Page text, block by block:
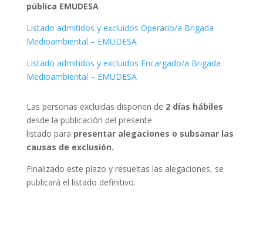
pública EMUDESA
Listado admitidos y excluidos Operario/a Brigada
Medioambiental – EMUDESA
Listado admitidos y excluidos Encargado/a Brigada
Medioambiental – EMUDESA
Las personas excluidas disponen de 2 días hábiles
desde la publicación del presente
listado para presentar alegaciones o subsanar las
causas de exclusión.
Finalizado este plazo y resueltas las alegaciones, se
publicará el listado definitivo.